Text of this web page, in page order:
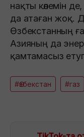
нақты көлемін
да атаған жоқ.
Өзбекстанның
Азияның да
қамтамасыз
#Өзбекстан #газ